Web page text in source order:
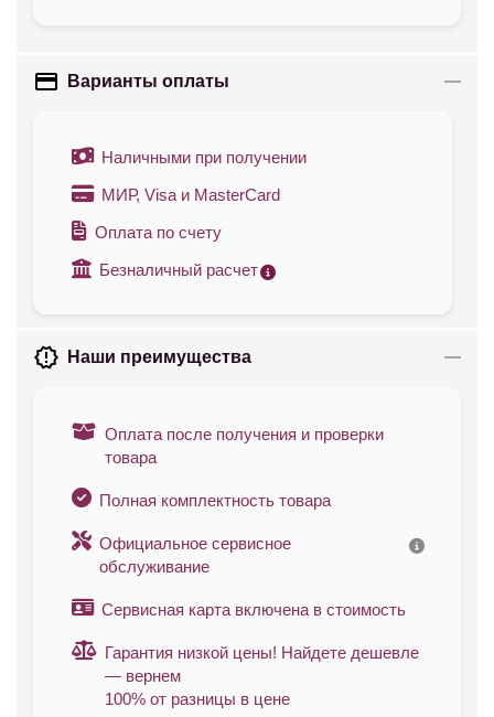
Варианты оплаты
Наличными при получении
МИР, Visa и MasterCard
Оплата по счету
Безналичный расчет
Наши преимущества
Оплата после получения и проверки
товара
Полная комплектность товара
Официальное сервисное
обслуживание
Сервисная карта включена в стоимость
Гарантия низкой цены! Найдете дешевле
— вернем
100% от разницы в цене